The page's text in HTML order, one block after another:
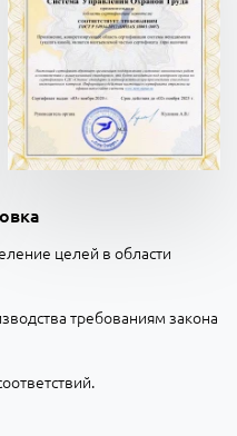
целей в области
требованиям закона